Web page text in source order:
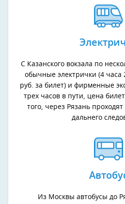
С Казанского вокзала по
обычные электрички (4 часа
руб. за билет) и фирменные
трех часов в пути, цена
того, через Рязань
дальнего
Из Москвы автобусы до